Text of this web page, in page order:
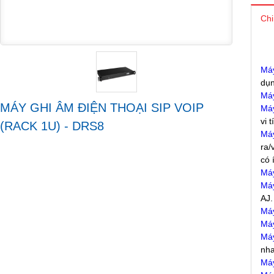
MÁY GHI ÂM ĐIỆN THOẠI SIP VOIP
(RACK 1U) - DRS8
vi
ra/
có